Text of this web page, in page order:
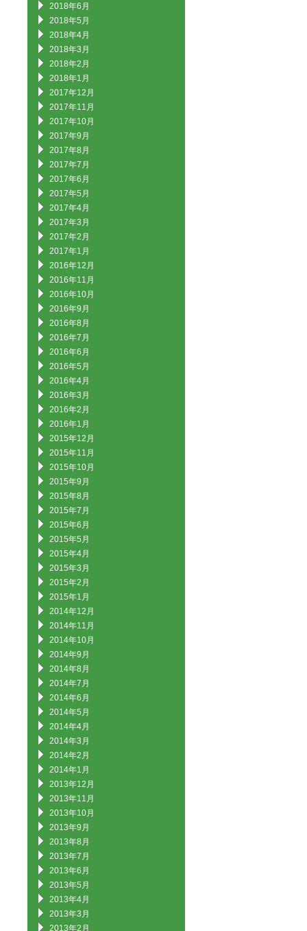
2018年6月
2018年5月
2018年4月
2018年3月
2018年2月
2018年1月
2017年12月
2017年11月
2017年10月
2017年9月
2017年8月
2017年7月
2017年6月
2017年5月
2017年4月
2017年3月
2017年2月
2017年1月
2016年12月
2016年11月
2016年10月
2016年9月
2016年8月
2016年7月
2016年6月
2016年5月
2016年4月
2016年3月
2016年2月
2016年1月
2015年12月
2015年11月
2015年10月
2015年9月
2015年8月
2015年7月
2015年6月
2015年5月
2015年4月
2015年3月
2015年2月
2015年1月
2014年12月
2014年11月
2014年10月
2014年9月
2014年8月
2014年7月
2014年6月
2014年5月
2014年4月
2014年3月
2014年2月
2014年1月
2013年12月
2013年11月
2013年10月
2013年9月
2013年8月
2013年7月
2013年6月
2013年5月
2013年4月
2013年3月
2013年2月